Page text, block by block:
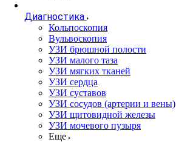
Диагностика
Кольпоскопия
Вульвоскопия
УЗИ брюшной полости
УЗИ малого таза
УЗИ мягких тканей
УЗИ сердца
УЗИ суставов
УЗИ сосудов (артерии и вены)
УЗИ щитовидной железы
УЗИ мочевого пузыря
Еще